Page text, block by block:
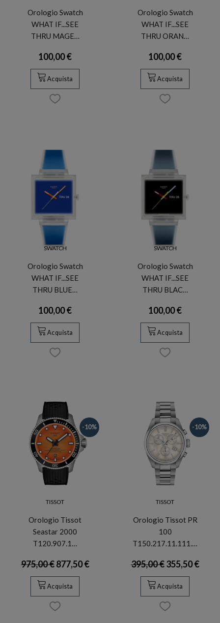
Orologio Swatch
WHAT IF...SEE
THRU MAGE…
100,00 €
Acquista
Orologio Swatch
WHAT IF...SEE
THRU ORAN…
100,00 €
Acquista
SWATCH
Orologio Swatch
WHAT IF...SEE
THRU BLUE…
100,00 €
Acquista
SWATCH
Orologio Swatch
WHAT IF...SEE
THRU BLAC…
100,00 €
Acquista
-10%
TISSOT
Orologio Tissot
Seastar 2000
T120.907.1…
975,00 €877,50 €
Acquista
-10%
TISSOT
Orologio Tissot PR
100
T150.217.11.111.…
395,00 €355,50 €
Acquista